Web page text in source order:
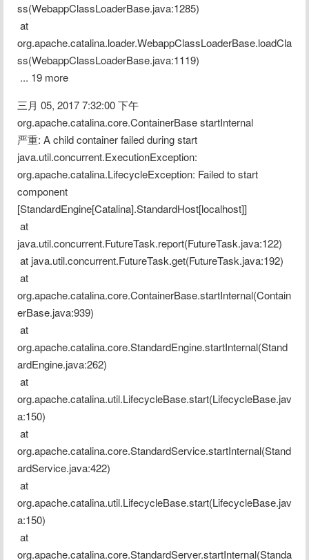
ss(WebappClassLoaderBase.java:1285)
org.apache.catalina.loader.WebappClassLoaderBase.loadCla
ss(WebappClassLoaderBase.java:1119)
... 19 more
三月 05, 2017 7:32:00 下午
org.apache.catalina.core.ContainerBase startInternal
严重: A child container failed during start
java.util.concurrent.ExecutionException:
org.apache.catalina.LifecycleException: Failed to start
component
[StandardEngine[Catalina].StandardHost[localhost]]
java.util.concurrent.FutureTask.report(FutureTask.java:122)
at java.util.concurrent.FutureTask.get(FutureTask.java:192)
org.apache.catalina.core.ContainerBase.startInternal(Contain
erBase.java:939)
org.apache.catalina.core.StandardEngine.startInternal(Stand
ardEngine.java:262)
org.apache.catalina.util.LifecycleBase.start(LifecycleBase.jav
a:150)
org.apache.catalina.core.StandardService.startInternal(Stand
ardService.java:422)
org.apache.catalina.util.LifecycleBase.start(LifecycleBase.jav
a:150)
org.apache.catalina.core.StandardServer.startInternal(Standa